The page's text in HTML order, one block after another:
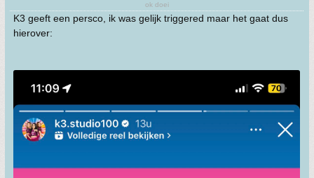
ok doei
K3 geeft een persco, ik was gelijk triggered maar het gaat dus
hierover: